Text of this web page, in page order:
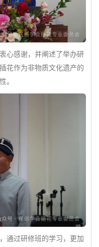
心感谢，并阐述了举办研
花作为非物质文化遗产的
。
通过研修班的学习，更加